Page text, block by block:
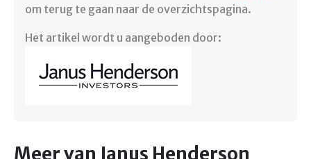
om terug te gaan naar de overzichtspagina.
Het artikel wordt u aangeboden door:
Meer van Janus Henderson